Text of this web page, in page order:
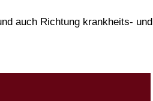
auch Richtung krankheits- und